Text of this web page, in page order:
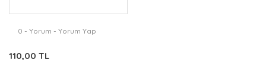
0 - Yorum - Yorum Yap
110,00 TL